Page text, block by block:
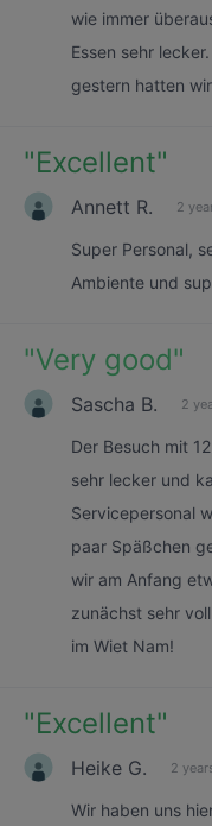
wie immer
Essen sehr
gestern hatten
"Excellent"
Annett R. 2
Super Personal,
Ambiente und
"Very good"
Sascha B. 2
Der Besuch mit
sehr lecker und
Servicepersonal
paar Späßchen
wir am Anfang
zunächst sehr
im Wiet Nam!
"Excellent"
Heike G. 2
Wir haben uns